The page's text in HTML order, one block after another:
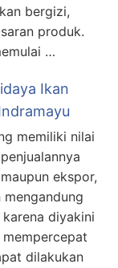
bergizi,
produk.
…
Ikan
memiliki nilai
ekspor,
diyakini
dilakukan